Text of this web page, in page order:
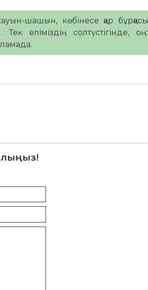
шашын, көбінесе қар
еліміздің солтүстігінде,